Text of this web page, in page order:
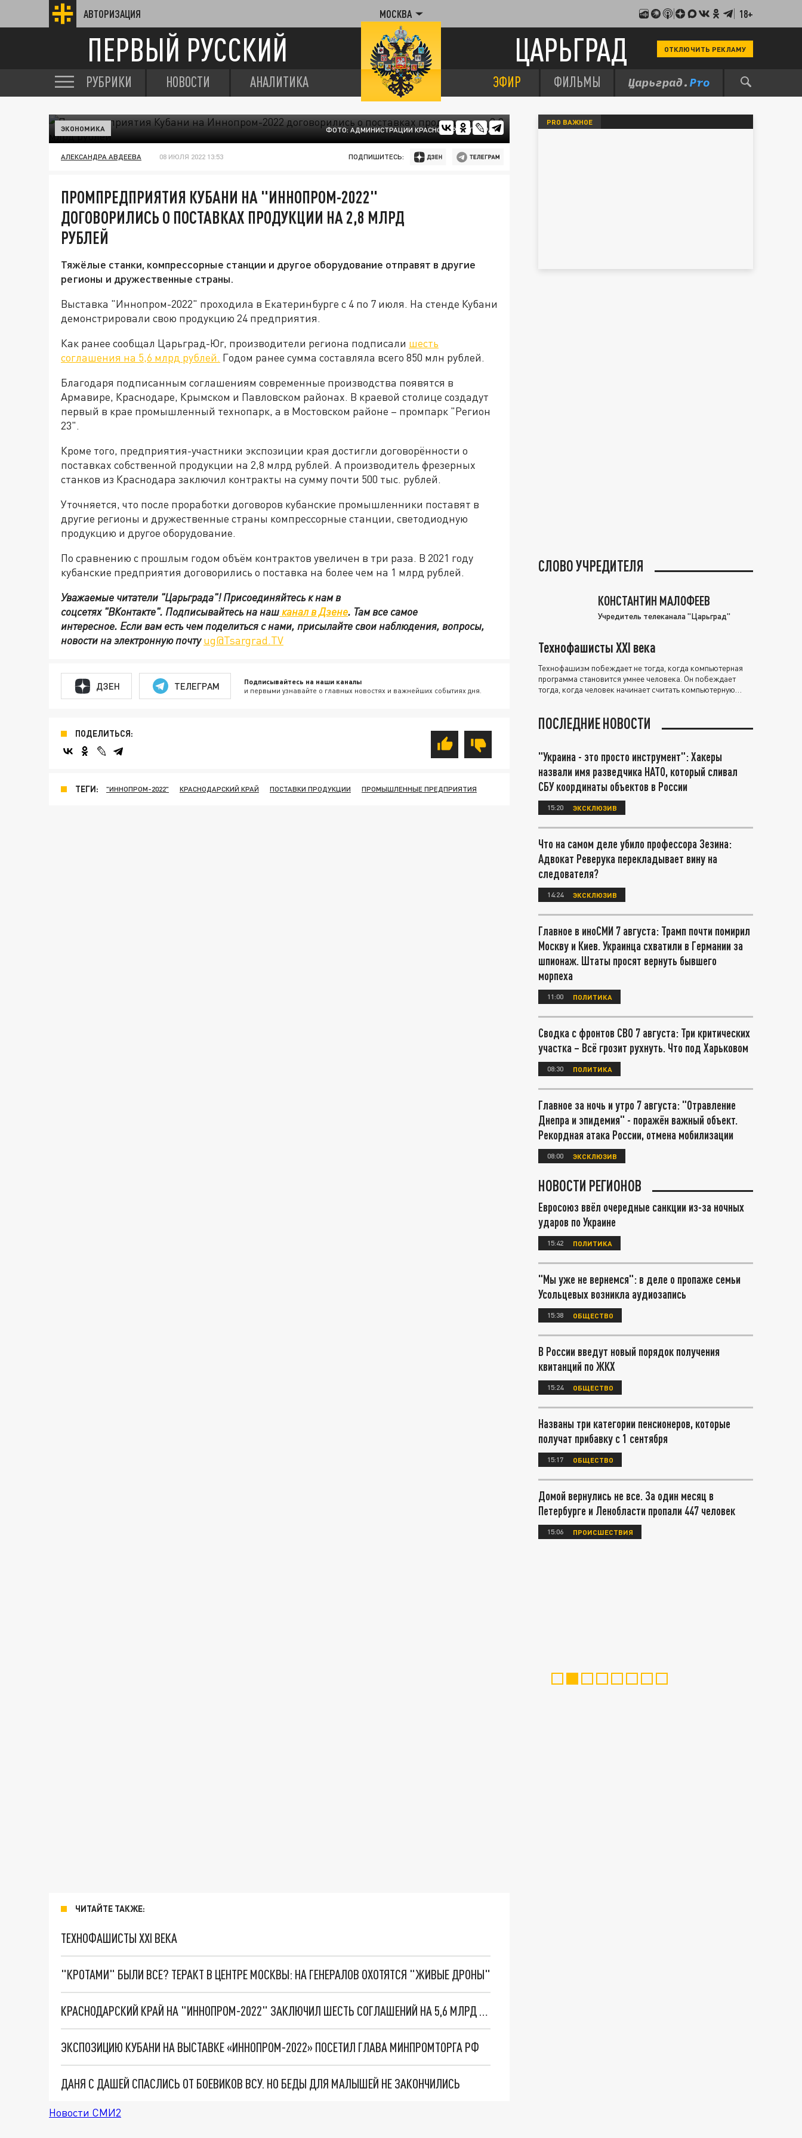
АВТОРИЗАЦИЯ МОСКВА 18+
ПЕРВЫЙ РУССКИЙ ЦАРЬГРАД ОТКЛЮЧИТЬ РЕКЛАМУ
РУБРИКИ НОВОСТИ АНАЛИТИКА ЭФИР ФИЛЬМЫ
ФОТО: АДМИНИСТРАЦИИ КРАСНОДАРСКОГО КРАЯ
ЭКОНОМИКА
АЛЕКСАНДРА АВДЕЕВА 08 ИЮЛЯ 2022 13:53 ПОДПИШИТЕСЬ:
ПРОМПРЕДПРИЯТИЯ КУБАНИ НА "ИННОПРОМ-2022"
ДОГОВОРИЛИСЬ О ПОСТАВКАХ ПРОДУКЦИИ НА 2,8 МЛРД
РУБЛЕЙ
Тяжёлые станки, компрессорные станции и другое оборудование отправят в другие
регионы и дружественные страны.
Выставка "Иннопром-2022" проходила в Екатеринбурге с 4 по 7 июля. На стенде Кубани
демонстрировали свою продукцию 24 предприятия.
Как ранее сообщал Царьград-Юг, производители региона подписали шесть
соглашения на 5,6 млрд рублей. Годом ранее сумма составляла всего 850 млн рублей.
Благодаря подписанным соглашениям современные производства появятся в
Армавире, Краснодаре, Крымском и Павловском районах. В краевой столице создадут
первый в крае промышленный технопарк, а в Мостовском районе – промпарк "Регион
23".
Кроме того, предприятия-участники экспозиции края достигли договорённости о
поставках собственной продукции на 2,8 млрд рублей. А производитель фрезерных
станков из Краснодара заключил контракты на сумму почти 500 тыс. рублей.
Уточняется, что после проработки договоров кубанские промышленники поставят в
другие регионы и дружественные страны компрессорные станции, светодиодную
продукцию и другое оборудование.
По сравнению с прошлым годом объём контрактов увеличен в три раза. В 2021 году
кубанские предприятия договорились о поставка на более чем на 1 млрд рублей.
Уважаемые читатели "Царьграда"!Присоединяйтесь к нам в
соцсетях"ВКонтакте". Подписывайтесь на нашканал в Дзене. Там все самое
интересное. Если вам есть чем поделиться с нами, присылайте свои наблюдения, вопросы,
новости на электронную почтуug@Tsargrad.TV
ДЗЕН ТЕЛЕГРАМ Подписывайтесь на наши каналы
и первыми узнавайте о главных новостях и важнейших событиях дня.
ПОДЕЛИТЬСЯ:
ТЕГИ: "ИННОПРОМ-2022" КРАСНОДАРСКИЙ КРАЙ ПОСТАВКИ ПРОДУКЦИИ ПРОМЫШЛЕННЫЕ ПРЕДПРИЯТИЯ
ЧИТАЙТЕ ТАКЖЕ:
ТЕХНОФАШИСТЫ XXI ВЕКА
"КРОТАМИ" БЫЛИ ВСЕ? ТЕРАКТ В ЦЕНТРЕ МОСКВЫ: НА ГЕНЕРАЛОВ ОХОТЯТСЯ "ЖИВЫЕ ДРОНЫ"
КРАСНОДАРСКИЙ КРАЙ НА "ИННОПРОМ-2022" ЗАКЛЮЧИЛ ШЕСТЬ СОГЛАШЕНИЙ НА 5,6 МЛРД РУБЛЕЙ
ЭКСПОЗИЦИЮ КУБАНИ НА ВЫСТАВКЕ «ИННОПРОМ-2022» ПОСЕТИЛ ГЛАВА МИНПРОМТОРГА РФ
ДАНЯ С ДАШЕЙ СПАСЛИСЬ ОТ БОЕВИКОВ ВСУ. НО БЕДЫ ДЛЯ МАЛЫШЕЙ НЕ ЗАКОНЧИЛИСЬ
Новости СМИ2
PRO ВАЖНОЕ
СЛОВО УЧРЕДИТЕЛЯ
КОНСТАНТИН МАЛОФЕЕВ
Учредитель телеканала "Царьград"
Технофашисты XXI века
Технофашизм побеждает не тогда, когда компьютерная
программа становится умнее человека. Он побеждает
тогда, когда человек начинает считать компьютерную
ПОСЛЕДНИЕ НОВОСТИ
"Украина - это просто инструмент": Хакеры
назвали имя разведчика НАТО, который сливал
СБУ координаты объектов в России
15:20 ЭКСКЛЮЗИВ
Что на самом деле убило профессора Зезина:
Адвокат Реверука перекладывает вину на
следователя?
14:24 ЭКСКЛЮЗИВ
Главное в иноСМИ 7 августа: Трамп почти помирил
Москву и Киев. Украинца схватили в Германии за
шпионаж. Штаты просят вернуть бывшего
морпеха
11:00 ПОЛИТИКА
Сводка с фронтов СВО 7 августа: Три критических
участка – Всё грозит рухнуть. Что под Харьковом
08:30 ПОЛИТИКА
Главное за ночь и утро 7 августа: "Отравление
Днепра и эпидемия" - поражён важный объект.
Рекордная атака России, отмена мобилизации
08:00 ЭКСКЛЮЗИВ
НОВОСТИ РЕГИОНОВ
Евросоюз ввёл очередные санкции из-за ночных
ударов по Украине
15:42 ПОЛИТИКА
"Мы уже не вернемся": в деле о пропаже семьи
Усольцевых возникла аудиозапись
15:38 ОБЩЕСТВО
В России введут новый порядок получения
квитанций по ЖКХ
15:24 ОБЩЕСТВО
Названы три категории пенсионеров, которые
получат прибавку с 1 сентября
15:17 ОБЩЕСТВО
Домой вернулись не все. За один месяц в
Петербурге и Ленобласти пропали 447 человек
15:06 ПРОИСШЕСТВИЯ